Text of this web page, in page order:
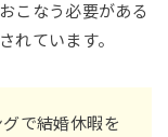
こなう必要がある
れています。
で結婚休暇を